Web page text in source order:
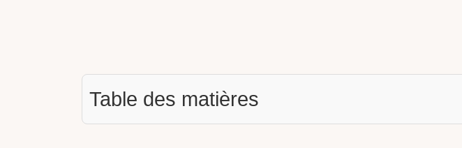
Table des matières